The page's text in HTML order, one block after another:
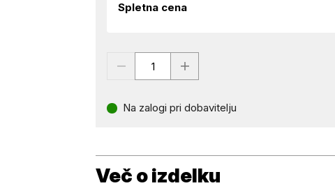
Spletna cena
Na zalogi pri dobavitelju
Več o izdelku